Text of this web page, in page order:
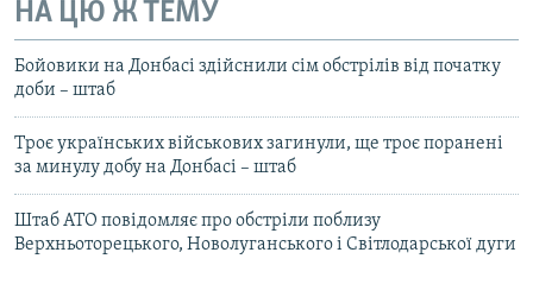
НА ЦЮ Ж ТЕМУ
Бойовики на Донбасі здійснили сім обстрілів від початку
доби – штаб
Троє українських військових загинули, ще троє поранені
за минулу добу на Донбасі – штаб
Штаб АТО повідомляє про обстріли поблизу
Верхньоторецького, Новолуганського і Світлодарської дуги